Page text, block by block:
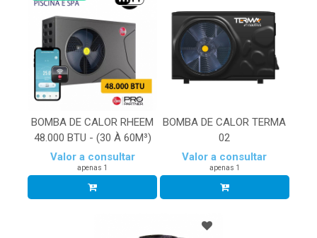
BOMBA DE CALOR RHEEM
48.000 BTU - (30 À 60M³)
Valor a consultar
apenas 1
BOMBA DE CALOR TERMA
02
Valor a consultar
apenas 1